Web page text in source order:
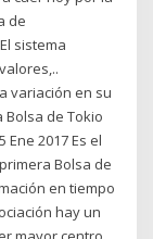
de
sistema
variación en su
Bolsa de Tokio
2017 Es el
Bolsa de
en tiempo
hay un